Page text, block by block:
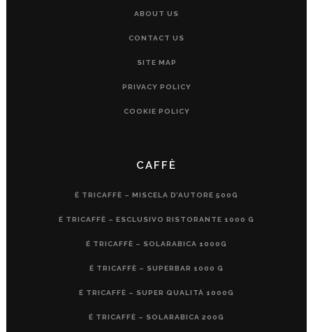
ABOUT US
CONTACT US
SITE MAP
PRIVACY POLICY
COOKIE POLICY
CAFFÈ
É TRICAFFÈ – MISCELA D’AUTORE 500G
É TRICAFFÈ – ESCLUSIVO RISTORANTE 1000 G
É TRICAFFÈ – SOLARABICA 1000G
É TRICAFFÈ – SUPERBAR 1000 G
É TRICAFFÈ – SUPER QUALITÀ 1000G
É TRICAFFÈ – SOLARABICA 200G